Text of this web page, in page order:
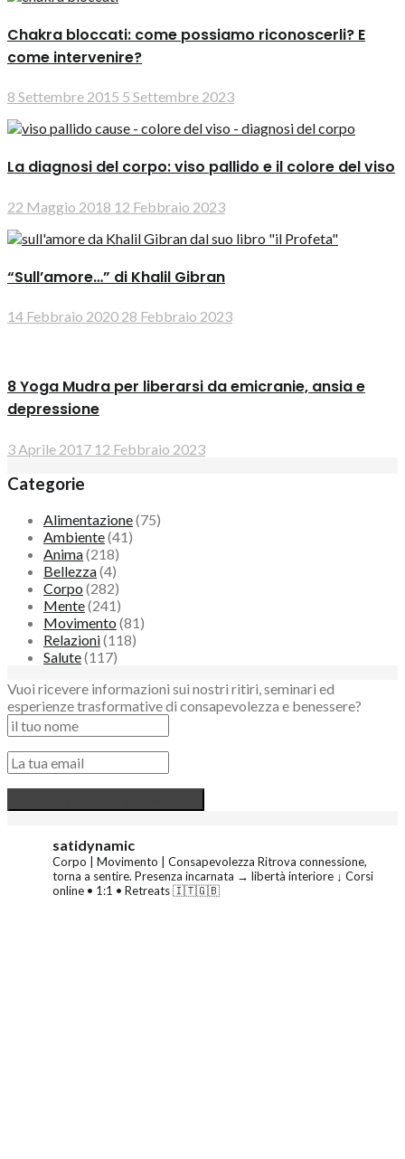
Chakra bloccati: come possiamo riconoscerli? E
come intervenire?
8 Settembre 2015 5 Settembre 2023
La diagnosi del corpo: viso pallido e il colore del viso
22 Maggio 2018 12 Febbraio 2023
“Sull’amore…” di Khalil Gibran
14 Febbraio 2020 28 Febbraio 2023
8 Yoga Mudra per liberarsi da emicranie, ansia e
depressione
3 Aprile 2017 12 Febbraio 2023
Categorie
Alimentazione(75)
Ambiente(41)
Anima(218)
Bellezza(4)
Corpo (282)
Mente(241)
Movimento (81)
Relazioni(118)
Salute(117)
Vuoi ricevere informazioni sui nostri ritiri, seminari ed
esperienze trasformative di consapevolezza e benessere?
satidynamic
Corpo | Movimento | Consapevolezza Ritrova connessione,
torna a sentire. Presenza incarnata → libertà interiore ↓ Corsi
online • 1:1 • Retreats 🇮🇹🇬🇧